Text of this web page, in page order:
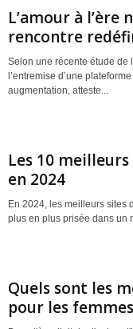
L’amour à l’ère
rencontre
Selon une récente étude de
l’entremise d’une
augmentation, atteste...
Les 10
en 2024
En 2024, les meilleurs sites
plus en plus prisée dans un
Quels sont les
pour les